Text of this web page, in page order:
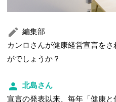
編集部
カンロさんが健康経営宣言を
がでしょうか？
北島さん
宣言の発表以来、毎年「健康